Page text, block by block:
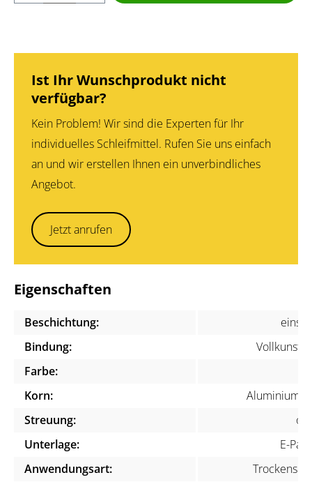
Ist Ihr Wunschprodukt nicht
verfügbar?
Kein Problem! Wir sind die Experten für Ihr
individuelles Schleifmittel. Rufen Sie uns einfach
an und wir erstellen Ihnen ein unverbindliches
Angebot.
Jetzt anrufen
Eigenschaften
Beschichtung:
Bindung:
Farbe:
Korn:
Streuung:
Unterlage:
E-
Anwendungsart: